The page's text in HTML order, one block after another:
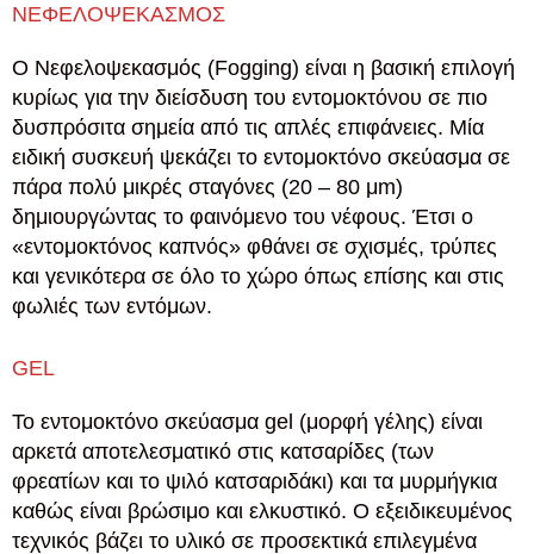
ΝΕΦΕΛΟΨΕΚΑΣΜΟΣ
Ο Νεφελοψεκασμός (Fogging) είναι η βασική επιλογή
κυρίως για την διείσδυση του εντομοκτόνου σε πιο
δυσπρόσιτα σημεία από τις απλές επιφάνειες. Μία
ειδική συσκευή ψεκάζει το εντομοκτόνο σκεύασμα σε
πάρα πολύ μικρές σταγόνες (20 – 80 μm)
δημιουργώντας το φαινόμενο του νέφους. Έτσι ο
«εντομοκτόνος καπνός» φθάνει σε σχισμές, τρύπες
και γενικότερα σε όλο το χώρο όπως επίσης και στις
φωλιές των εντόμων.
GEL
Το εντομοκτόνο σκεύασμα gel (μορφή γέλης) είναι
αρκετά αποτελεσματικό στις κατσαρίδες (των
φρεατίων και το ψιλό κατσαριδάκι) και τα μυρμήγκια
καθώς είναι βρώσιμο και ελκυστικό. Ο εξειδικευμένος
τεχνικός βάζει το υλικό σε προσεκτικά επιλεγμένα